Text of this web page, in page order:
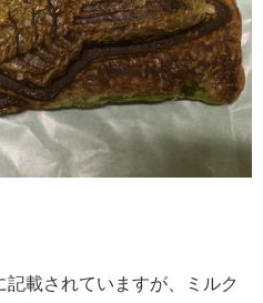
記載されていますが、ミルク